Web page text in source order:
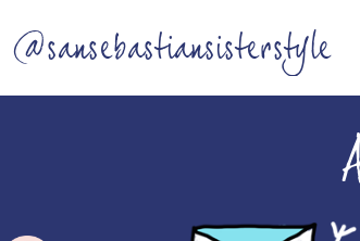
@sansebastiansisterstyle